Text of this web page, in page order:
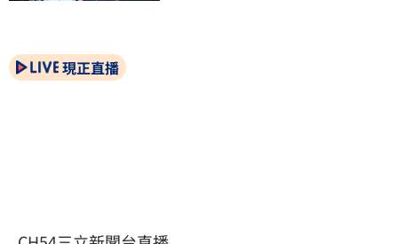
現正直播